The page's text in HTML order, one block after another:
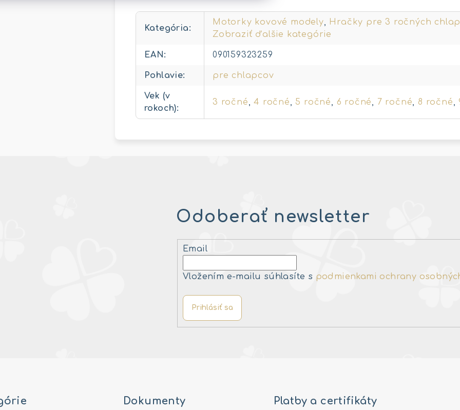
Kategória:
Motorky kovové modely, Hračky pre 3 ročných
Zobraziť ďalšie kategórie
EAN: 090159323259
Pohlavie: pre chlapcov
Vek (v
rokoch):
3 ročné,4 ročné, 5 ročné, 6 ročné, 7 ročné, 8 ročné,
Odoberať newsletter
Email
Vložením e-mailu súhlasíte s podmienkami ochrany
Prihlásiť sa
Dokumenty Platby a certifikáty